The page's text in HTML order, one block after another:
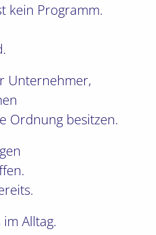
kein Programm.
Unternehmer,
Ordnung besitzen.
Alltag.